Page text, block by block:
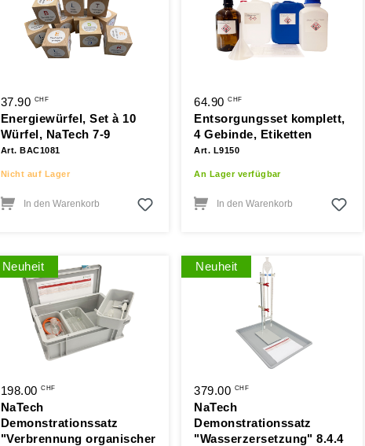
37.90 CHF
Energiewürfel, Set à 10
Würfel, NaTech 7-9
Art. BAC1081
Nicht auf Lager
In den Warenkorb
64.90CHF
Entsorgungsset komplett,
4 Gebinde, Etiketten
Art. L9150
An Lager verfügbar
In den Warenkorb
Neuheit
198.00CHF
NaTech
Demonstrationssatz
"Verbrennung organischer
Neuheit
379.00 CHF
NaTech
Demonstrationssatz
"Wasserzersetzung" 8.4.4